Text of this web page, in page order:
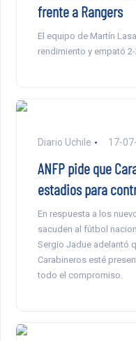
frente a Rangers
El equipo de Martín
rendimiento y empató
Diario Uchile 17-
ANFP pide que
estadios para
En respuesta a los
sacuden al fútbol
Sergio Jadue adelantó
Carabineros esté
todo el compromiso.